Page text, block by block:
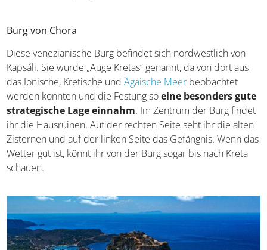
Burg von Chora
Diese venezianische Burg befindet sich nordwestlich von
Kapsáli. Sie wurde „Auge Kretas“ genannt, da von dort aus
das Ionische, Kretische undÄgäische Meer beobachtet
werden konnten und die Festung soeine besonders gute
strategische Lage einnahm. Im Zentrum der Burg findet
ihr die Hausruinen. Auf der rechten Seite seht ihr die alten
Zisternen und auf der linken Seite das Gefängnis. Wenn das
Wetter gut ist, könnt ihr von der Burg sogar bis nach Kreta
schauen.